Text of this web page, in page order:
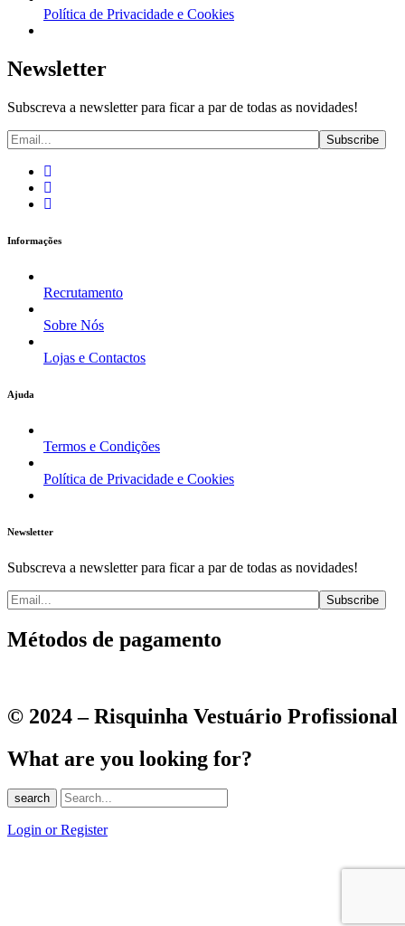
Política de Privacidade e Cookies
Newsletter
Subscreva a newsletter para ficar a par de todas as novidades!
Informações
Recrutamento
Sobre Nós
Lojas e Contactos
Ajuda
Termos e Condições
Política de Privacidade e Cookies
Newsletter
Subscreva a newsletter para ficar a par de todas as novidades!
Métodos de pagamento
© 2024 – Risquinha Vestuário Profissional
What are you looking for?
search
Login or Register